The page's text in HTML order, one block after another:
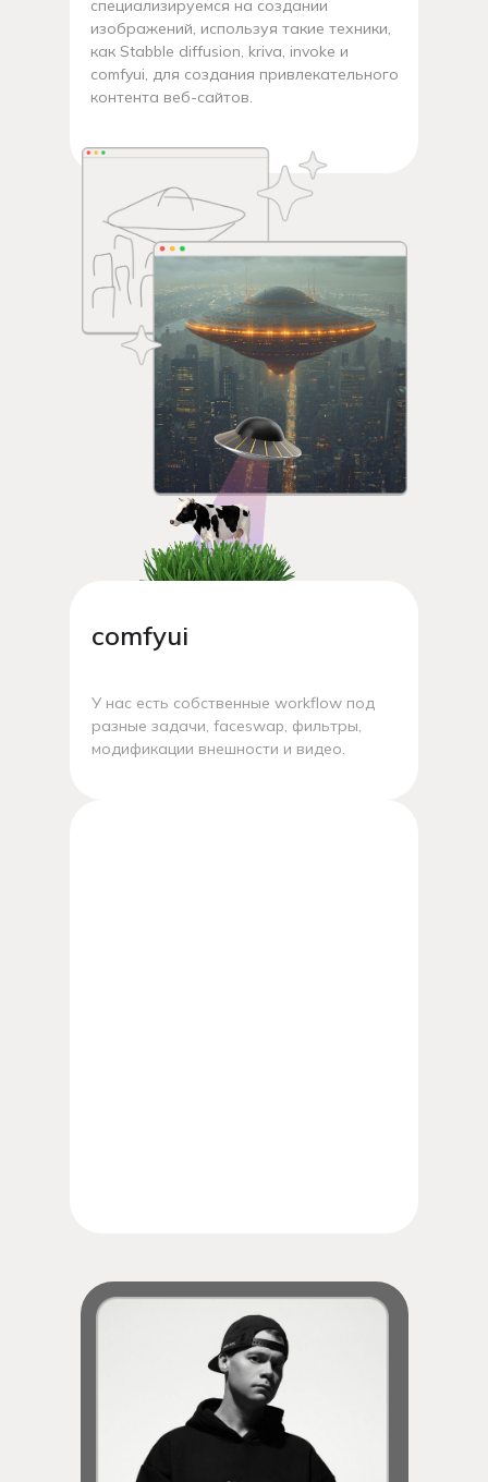
специализируемся на создании
изображений, используя такие техники,
как Stabble diffusion, kriva, invoke и
comfyui, для создания привлекательного
контента веб-сайтов.
comfyui
У нас есть собственные workflow под
разные задачи, faceswap, фильтры,
модификации внешности и видео.